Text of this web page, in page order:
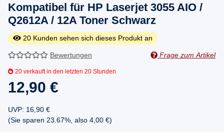
Kompatibel für HP Laserjet 3055 AIO /
Q2612A / 12A Toner Schwarz
20 Kunden sehen sich dieses Produkt an
Bewertungen Frage zum Artikel
20 verkauft in den letzten 20 Stunden
12,90 €
UVP: 16,90 €
(Sie sparen 23.67% , also 4,00 €)